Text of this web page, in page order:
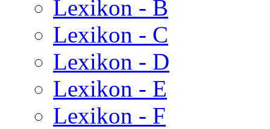
Lexikon - B
Lexikon - C
Lexikon - D
Lexikon - E
Lexikon - F